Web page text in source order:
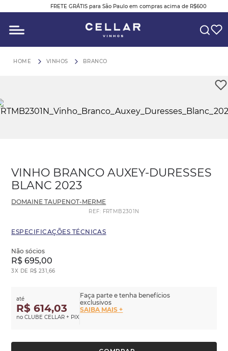
FRETE GRÁTIS para São Paulo em compras acima de R$600
VINHOS BRANCO
VINHO BRANCO AUXEY-DURESSES
BLANC 2023
DOMAINE TAUPENOT-MERME
REF: FRTMB2301N
ESPECIFICAÇÕES TÉCNICAS
Não sócios
R$ 695,00
3X DE R$ 231,66
até
R$ 614,03
no CLUBE CELLAR + PIX
Faça parte e tenha benefícios
exclusivos
SAIBA MAIS +